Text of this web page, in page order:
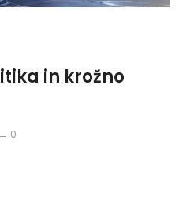
in krožno
0